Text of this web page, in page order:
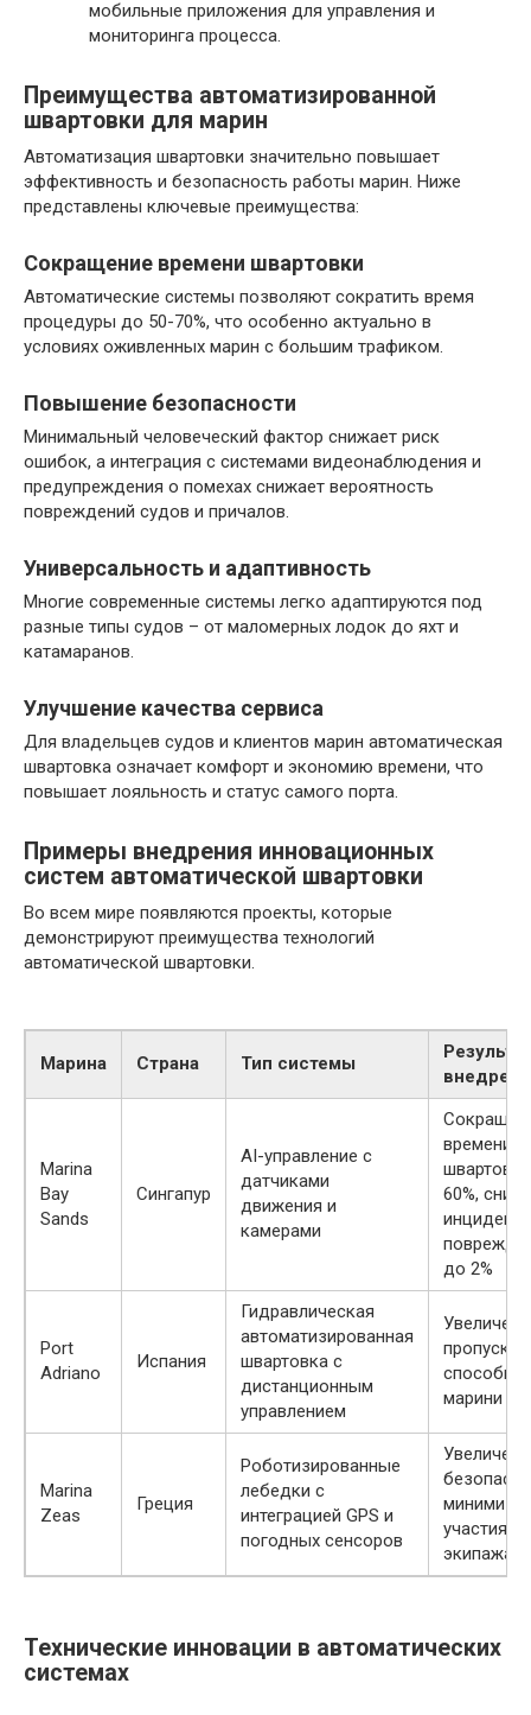
мобильные приложения для управления и
мониторинга процесса.
Преимущества автоматизированной
швартовки для марин
Автоматизация швартовки значительно повышает
эффективность и безопасность работы марин. Ниже
представлены ключевые преимущества:
Сокращение времени швартовки
Автоматические системы позволяют сократить время
процедуры до 50-70%, что особенно актуально в
условиях оживленных марин с большим трафиком.
Повышение безопасности
Минимальный человеческий фактор снижает риск
ошибок, а интеграция с системами видеонаблюдения и
предупреждения о помехах снижает вероятность
повреждений судов и причалов.
Универсальность и адаптивность
Многие современные системы легко адаптируются под
разные типы судов – от маломерных лодок до яхт и
катамаранов.
Улучшение качества сервиса
Для владельцев судов и клиентов марин автоматическая
швартовка означает комфорт и экономию времени, что
повышает лояльность и статус самого порта.
Примеры внедрения инновационных
систем автоматической швартовки
Во всем мире появляются проекты, которые
демонстрируют преимущества технологий
автоматической швартовки.
Марина Страна Тип системы
Marina
Bay
Sands
Сингапур
AI-управление с
датчиками
движения и
камерами
времени
60%,
до 2%
Port
Adriano
Испания
Гидравлическая
автоматизированная
швартовка с
дистанционным
управлением
марини на
Marina
Zeas
Греция
Роботизированные
лебедки с
интеграцией GPS и
погодных сенсоров
участия
экипажа
Технические инновации в автоматических
системах